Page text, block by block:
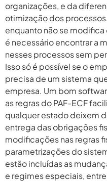
organizações, e da
otimização dos
enquanto não se
é necessário encontrar a
nesses processos sem
Isso só é possível se o
precisa de um sistema
empresa. Um bom
as regras do PAF-ECF
qualquer estado deixem
entrega das obrigações
modificações nas regras
parametrizações do
estão incluídas as
e regimes especiais,